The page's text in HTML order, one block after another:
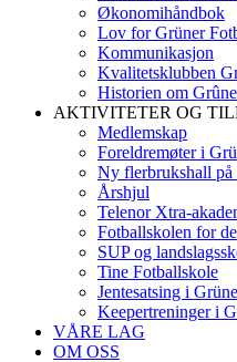
Økonomihåndbok
Lov for Grüner
Kommunikasjon
Kvalitetsklubben
Historien om
AKTIVITETER OG
Medlemskap
Foreldremøter i
Ny flerbrukshall
Årshjul
Telenor Xtra-
Fotballskolen for
SUP og
Tine Fotballskole
Jentesatsing i
Keepertreninger i
VÅRE LAG
OM OSS